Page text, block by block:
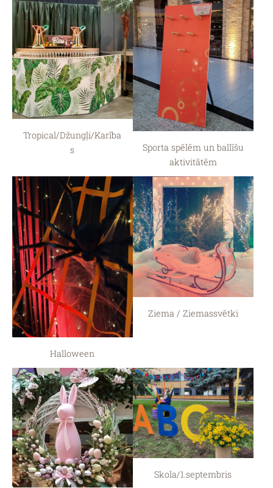
Tropical/Džungļi/Karība
s
Sporta spēlēm un ballīšu
aktivitātēm
Halloween
Ziema / Ziemassvētki
Skola/1.septembris